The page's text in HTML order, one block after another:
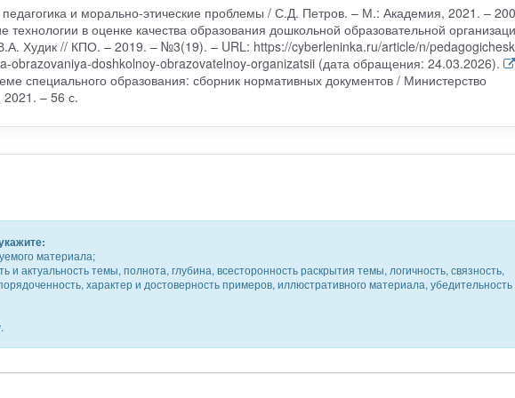
и морально-этические проблемы / С.Д. Петров. – М.: Академия, 2021. –
технологии в оценке качества образования дошкольной образовательной
Худик // КПО. – 2019. – №3(19). – URL: https://cyberleninka.ru/article/n/
obrazovaniya-doshkolnoy-obrazovatelnoy-organizatsii (дата обращения: 24.03.2026).
специального образования: сборник нормативных документов / Министерство
– 56 с.
материала;
и актуальность темы, полнота, глубина, всесторонность раскрытия темы, логичность, связность,
характер и достоверность примеров, иллюстративного материала, убедительность